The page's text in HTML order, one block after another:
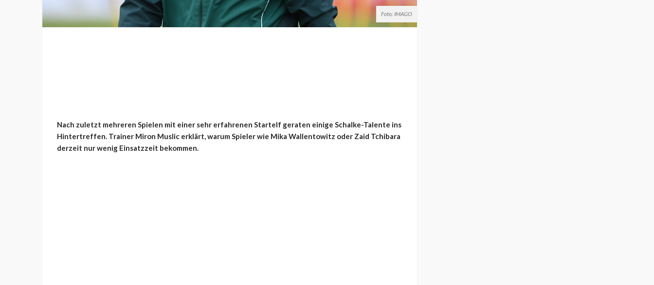
Foto: IMAGO
Nach zuletzt mehreren Spielen mit einer sehr erfahrenen Startelf geraten einige Schalke-Talente ins
Hintertreffen. Trainer Miron Muslic erklärt, warum Spieler wie Mika Wallentowitz oder Zaid Tchibara
derzeit nur wenig Einsatzzeit bekommen.